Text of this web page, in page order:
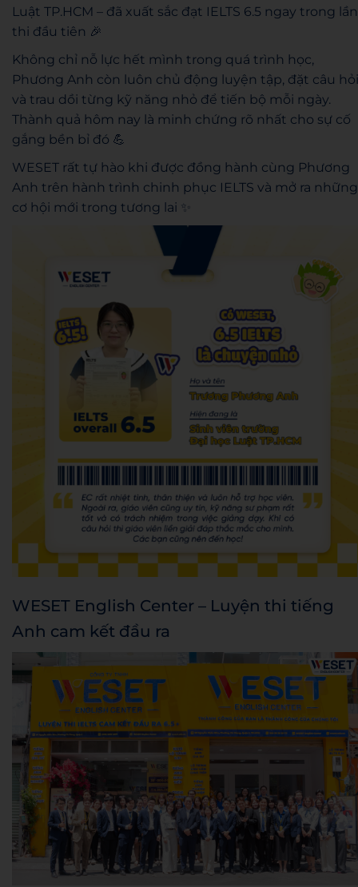
Luật TP.HCM – đã xuất sắc đạt IELTS 6.5 ngay trong lần
thi đầu tiên 🎉
Không chỉ nỗ lực hết mình trong quá trình học,
Phương Anh còn luôn chủ động luyện tập, đặt câu hỏi
và trau dồi từng kỹ năng nhỏ để tiến bộ mỗi ngày.
Thành quả hôm nay là minh chứng rõ nhất cho sự cố
gắng bền bỉ đó 💪
WESET rất tự hào khi được đồng hành cùng Phương
Anh trên hành trình chinh phục IELTS và mở ra những
cơ hội mới trong tương lai ✨
WESET English Center – Luyện thi tiếng
Anh cam kết đầu ra